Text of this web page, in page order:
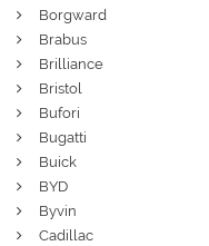
Borgward
Brabus
Brilliance
Bristol
Bufori
Bugatti
Buick
BYD
Byvin
Cadillac